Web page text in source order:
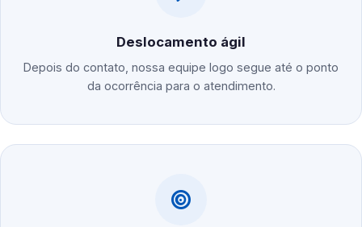
Deslocamento ágil
Depois do contato, nossa equipe logo segue até o ponto
da ocorrência para o atendimento.